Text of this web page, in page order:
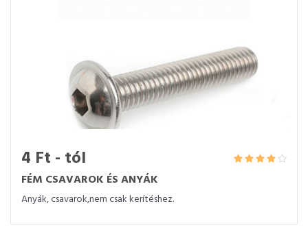
4 Ft - tól
FÉM CSAVAROK ÉS ANYÁK
Anyák, csavarok,nem csak kerítéshez.